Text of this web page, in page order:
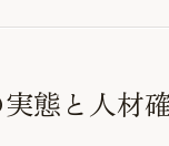
態と人材